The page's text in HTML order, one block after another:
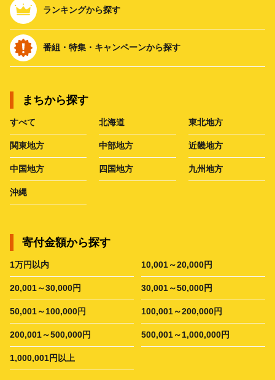
ランキングから探す
番組・特集・キャンペーンから探す
まちから探す
すべて 北海道 東北地方
関東地方 中部地方 近畿地方
中国地方 四国地方 九州地方
沖縄
寄付金額から探す
1万円以内 10,001～20,000円
20,001～30,000円 30,001～50,000円
50,001～100,000円 100,001～200,000円
200,001～500,000円 500,001～1,000,000円
1,000,001円以上